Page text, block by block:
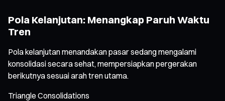
Pola Kelanjutan: Menangkap Paruh Waktu
Tren
Pola kelanjutan menandakan pasar sedang mengalami
konsolidasi secara sehat, mempersiapkan pergerakan
berikutnya sesuai arah tren utama.
Triangle Consolidations